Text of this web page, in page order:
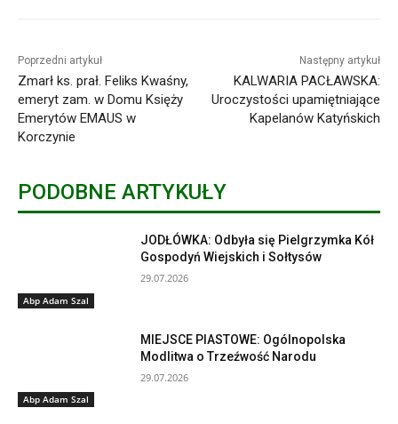
Poprzedni artykuł
Zmarł ks. prał. Feliks Kwaśny,
emeryt zam. w Domu Księży
Emerytów EMAUS w
Korczynie
Następny artykuł
KALWARIA PACŁAWSKA:
Uroczystości upamiętniające
Kapelanów Katyńskich
PODOBNE ARTYKUŁY
Abp Adam Szal
JODŁÓWKA: Odbyła się Pielgrzymka Kół
Gospodyń Wiejskich i Sołtysów
29.07.2026
Abp Adam Szal
MIEJSCE PIASTOWE: Ogólnopolska
Modlitwa o Trzeźwość Narodu
29.07.2026